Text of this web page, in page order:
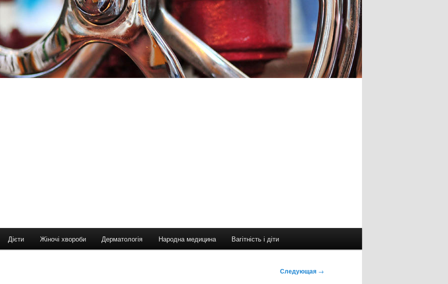
Дієти Жіночі хвороби Дерматологія Народна медицина Вагітність і діти
Следующая →